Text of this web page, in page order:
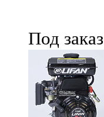
Под заказ